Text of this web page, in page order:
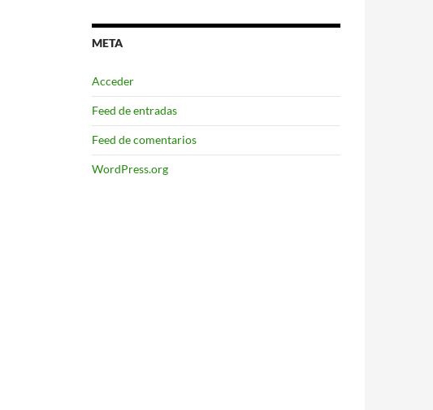
META
Acceder
Feed de entradas
Feed de comentarios
WordPress.org